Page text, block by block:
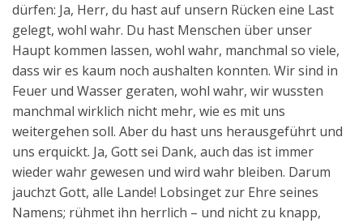
dürfen: Ja, Herr, du hast auf unsern Rücken eine Last
gelegt, wohl wahr. Du hast Menschen über unser
Haupt kommen lassen, wohl wahr, manchmal so viele,
dass wir es kaum noch aushalten konnten. Wir sind in
Feuer und Wasser geraten, wohl wahr, wir wussten
manchmal wirklich nicht mehr, wie es mit uns
weitergehen soll. Aber du hast uns herausgeführt und
uns erquickt. Ja, Gott sei Dank, auch das ist immer
wieder wahr gewesen und wird wahr bleiben. Darum
jauchzt Gott, alle Lande! Lobsinget zur Ehre seines
Namens; rühmet ihn herrlich – und nicht zu knapp,